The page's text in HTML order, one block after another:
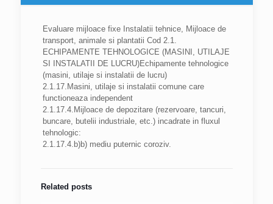
Evaluare mijloace fixe Instalatii tehnice, Mijloace de
transport, animale si plantatii Cod 2.1.
ECHIPAMENTE TEHNOLOGICE (MASINI, UTILAJE
SI INSTALATII DE LUCRU)Echipamente tehnologice
(masini, utilaje si instalatii de lucru)
2.1.17.Masini, utilaje si instalatii comune care
functioneaza independent
2.1.17.4.Mijloace de depozitare (rezervoare, tancuri,
buncare, butelii industriale, etc.) incadrate in fluxul
tehnologic:
2.1.17.4.b)b) mediu puternic coroziv.
Related posts